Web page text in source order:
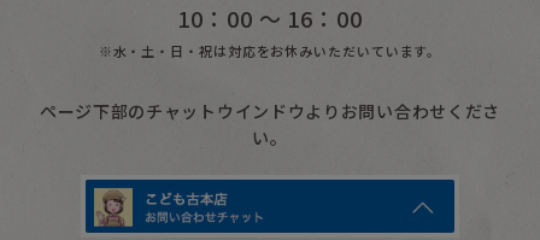
10：00 〜 16：00
※水・土・日・祝は対応をお休みいただいています。
ページ下部のチャットウインドウよりお問い合わせくださ
い。